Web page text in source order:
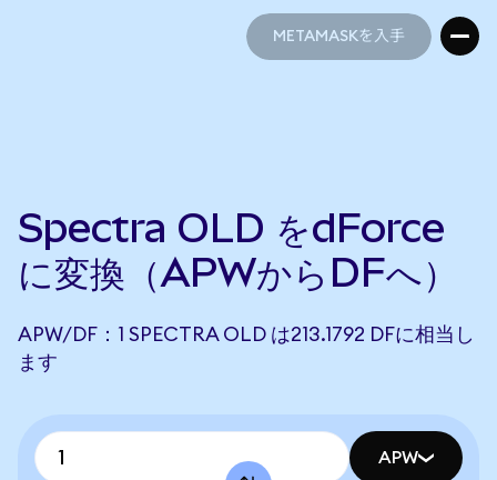
METAMASKを入手
Spectra OLD をdForce
に変換（APWからDFへ）
APW/DF：1 SPECTRA OLD は213.1792 DFに相当し
ます
APW